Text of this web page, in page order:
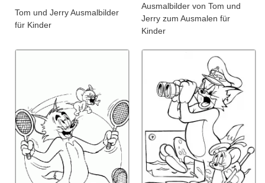
Tom und Jerry Ausmalbilder
für Kinder
Ausmalbilder von Tom und
Jerry zum Ausmalen für
Kinder